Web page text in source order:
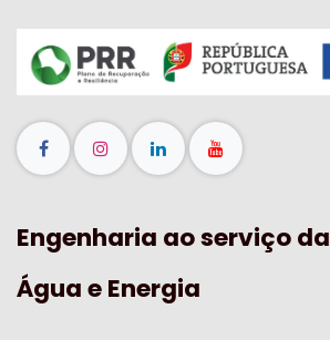
Engenharia ao serviço da
Água e Energia